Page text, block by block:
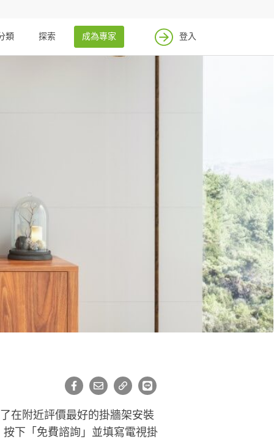
類 探索 成為專家 登入
在附近評價最好的掛牆架安裝
下「免費諮詢」並填寫電視掛